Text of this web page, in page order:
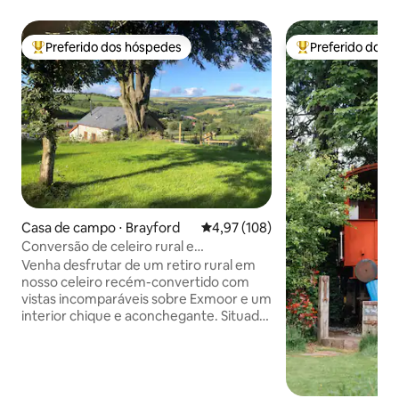
Entre os melhores preferidos dos hóspedes
Preferido dos hóspedes
Casa de campo ⋅ Brayford 4,97 de uma avaliação média de
4,97 (108)
Conversão de celeiro rural e
aconchegante com vistas
deslumbrantes.
Venha desfrutar de um retiro rural em
nosso celeiro recém-convertido com
vistas incomparáveis sobre Exmoor e um
interior chique e aconchegante. Situado
Entre os
Preferido dos